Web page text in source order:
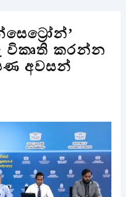
කරන්න
අවසන්